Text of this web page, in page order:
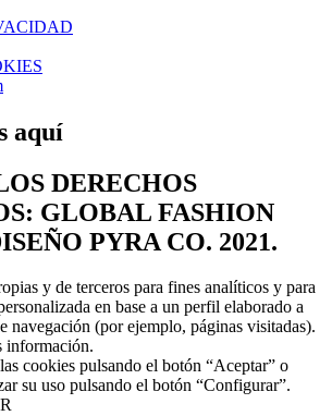
aquí
DERECHOS
GLOBAL FASHION
PYRA CO. 2021.
y de terceros para fines analíticos y para
en base a un perfil elaborado a
navegación (por ejemplo, páginas visitadas).
información.
cookies pulsando el botón “Aceptar” o
su uso pulsando el botón “Configurar”.